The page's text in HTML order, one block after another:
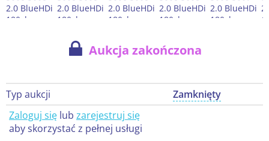
Aukcja zakończona
Typ aukcji
Zamknięty
Zaloguj się lub zarejestruj się
aby skorzystać z pełnej usługi